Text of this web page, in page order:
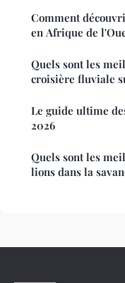
Comment
en Afrique de
Quels sont les
croisière fluviale
Le guide ultime
2026
Quels sont les
lions dans la